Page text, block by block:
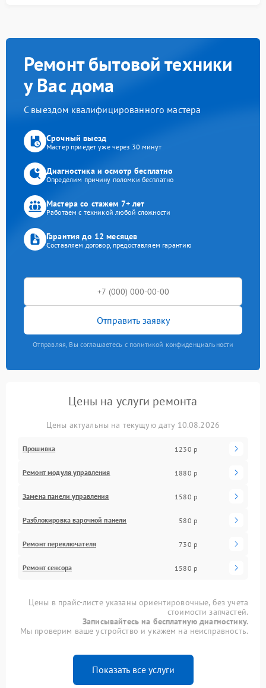
Ремонт бытовой техники
у Вас дома
С выездом квалифицированного мастера
Срочный выезд
Мастер приедет уже через 30 минут
Диагностика и осмотр бесплатно
Определим причину поломки бесплатно
Мастера со стажем 7+ лет
Работаем с техникой любой сложности
Гарантия до 12 месяцев
Составляем договор, предоставляем гарантию
Отправить заявку
Отправляя, Вы соглашаетесь с политикой конфиденциальности
Цены на услуги ремонта
Цены актуальны на текущую дату 10.08.2026
Прошивка 1230 р
Ремонт модуля управления 1880 р
Замена панели управления 1580 р
Разблокировка варочной панели 580 р
Ремонт переключателя 730 р
Ремонт сенсора 1580 р
Цены в прайс-листе указаны ориентировочные, без учета
стоимости запчастей.
Записывайтесь на бесплатную диагностику.
Мы проверим ваше устройство и укажем на неисправность.
Показать все услуги